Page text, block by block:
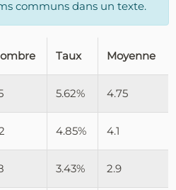
communs dans un texte.
Taux Moyenne
5.62% 4.75
4.85% 4.1
3.43% 2.9